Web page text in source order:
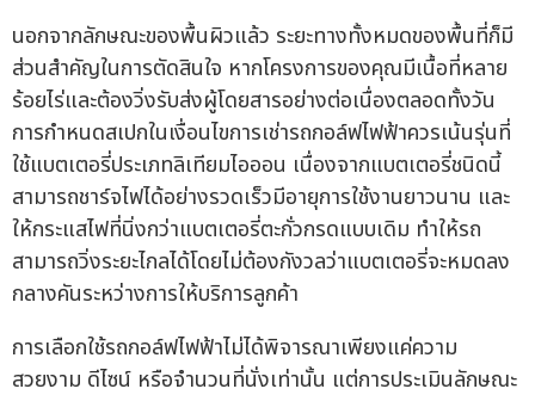
นอกจากลักษณะของพื้นผิวแล้ว ระยะทางทั้งหมดของพื้นที่ก็มี
ส่วนสำคัญในการตัดสินใจ หากโครงการของคุณมีเนื้อที่หลาย
ร้อยไร่และต้องวิ่งรับส่งผู้โดยสารอย่างต่อเนื่องตลอดทั้งวัน
การกำหนดสเปกในเงื่อนไขการเช่ารถกอล์ฟไฟฟ้าควรเน้นรุ่นที่
ใช้แบตเตอรี่ประเภทลิเทียมไอออน เนื่องจากแบตเตอรี่ชนิดนี้
สามารถชาร์จไฟได้อย่างรวดเร็วมีอายุการใช้งานยาวนาน และ
ให้กระแสไฟที่นิ่งกว่าแบตเตอรี่ตะกั่วกรดแบบเดิม ทำให้รถ
สามารถวิ่งระยะไกลได้โดยไม่ต้องกังวลว่าแบตเตอรี่จะหมดลง
กลางคันระหว่างการให้บริการลูกค้า
การเลือกใช้รถกอล์ฟไฟฟ้าไม่ได้พิจารณาเพียงแค่ความ
สวยงาม ดีไซน์ หรือจำนวนที่นั่งเท่านั้น แต่การประเมินลักษณะ